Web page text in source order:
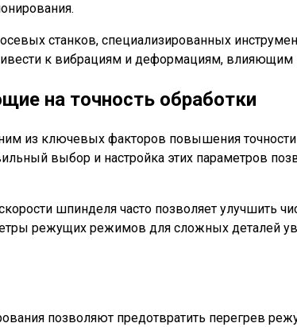
станков, специализированных
к вибрациям и деформациям, влияющим
на точность обработки
из ключевых факторов повышения
выбор и настройка этих параметров
шпинделя часто позволяет улучшить
режущих режимов для сложных деталей
позволяют предотвратить перегрев